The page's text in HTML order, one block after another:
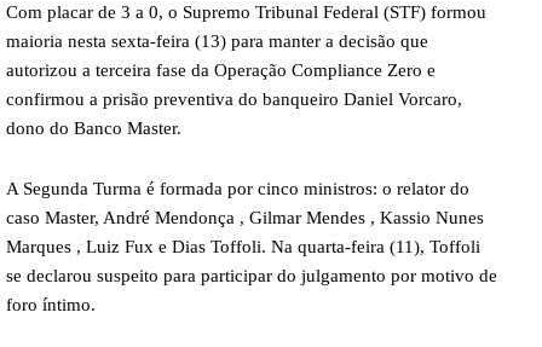
Com placar de 3 a 0, o Supremo Tribunal Federal (STF) formou
maioria nesta sexta-feira (13) para manter a decisão que
autorizou a terceira fase da Operação Compliance Zero e
confirmou a prisão preventiva do banqueiro Daniel Vorcaro,
dono do Banco Master.
A Segunda Turma é formada por cinco ministros: o relator do
caso Master, André Mendonça , Gilmar Mendes , Kassio Nunes
Marques , Luiz Fux e Dias Toffoli. Na quarta-feira (11), Toffoli
se declarou suspeito para participar do julgamento por motivo de
foro íntimo.